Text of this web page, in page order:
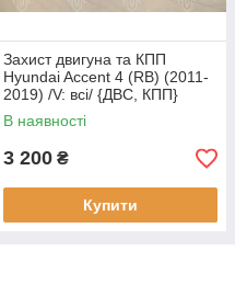
Захист двигуна та КПП
Hyundai Accent 4 (RB) (2011-
2019) /V: всі/ {ДВС, КПП}
В наявності
3 200 ₴
Купити